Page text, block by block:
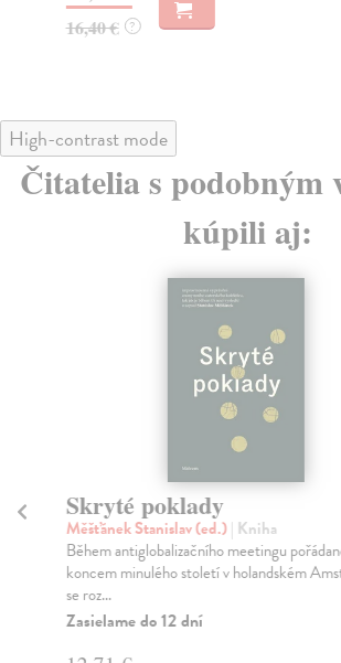
16,40 € ?
High-contrast mode
Čitatelia s podobným
kúpili aj:
Skryté poklady
Měšťánek Stanislav (ed.)| Kniha
Během antiglobalizačního meetingu
koncem minulého století v holandském
se roz...
Zasielame do 12 dní